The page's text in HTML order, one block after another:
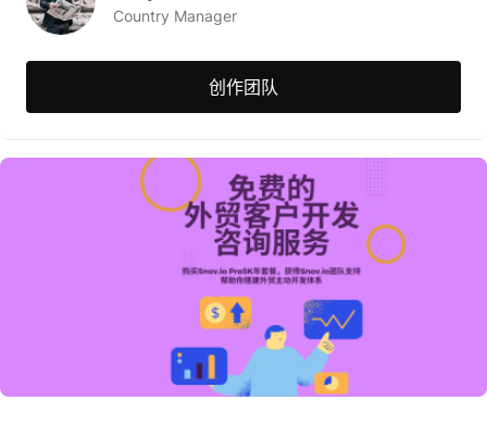
Country Manager
创作团队